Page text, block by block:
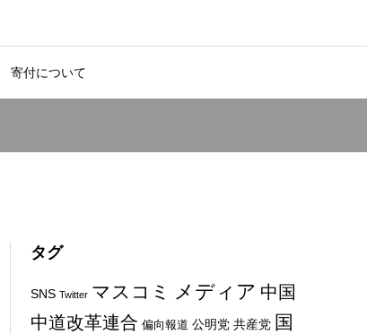
寄付について
タグ
SNS Twitter マスコミ メディア 中国
中道改革連合 偏向報道 公明党 共産党 国